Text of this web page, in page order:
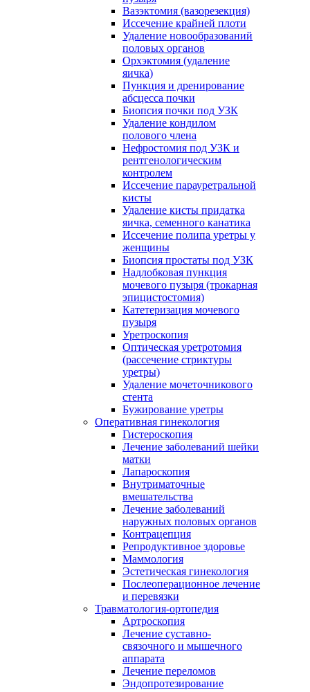
Вазэктомия (вазорезекция)
Иссечение крайней плоти
Удаление новообразований
половых органов
Орхэктомия (удаление
яичка)
Пункция и дренирование
абсцесса почки
Биопсия почки под УЗК
Удаление кондилом
полового члена
Нефростомия под УЗК и
рентгенологическим
контролем
Иссечение парауретральной
кисты
Удаление кисты придатка
яичка, семенного канатика
Иссечение полипа уретры у
женщины
Биопсия простаты под УЗК
Надлобковая пункция
мочевого пузыря (трокарная
эпицистостомия)
Катетеризация мочевого
пузыря
Уретроскопия
Оптическая уретротомия
(рассечение стриктуры
уретры)
Удаление мочеточникового
стента
Бужирование уретры
Оперативная гинекология
Гистероскопия
Лечение заболеваний шейки
матки
Лапароскопия
Внутриматочные
вмешательства
Лечение заболеваний
наружных половых органов
Контрацепция
Репродуктивное здоровье
Маммология
Эстетическая гинекология
Послеоперационное лечение
и перевязки
Травматология-ортопедия
Артроскопия
Лечение суставно-
связочного и мышечного
аппарата
Лечение переломов
Эндопротезирование